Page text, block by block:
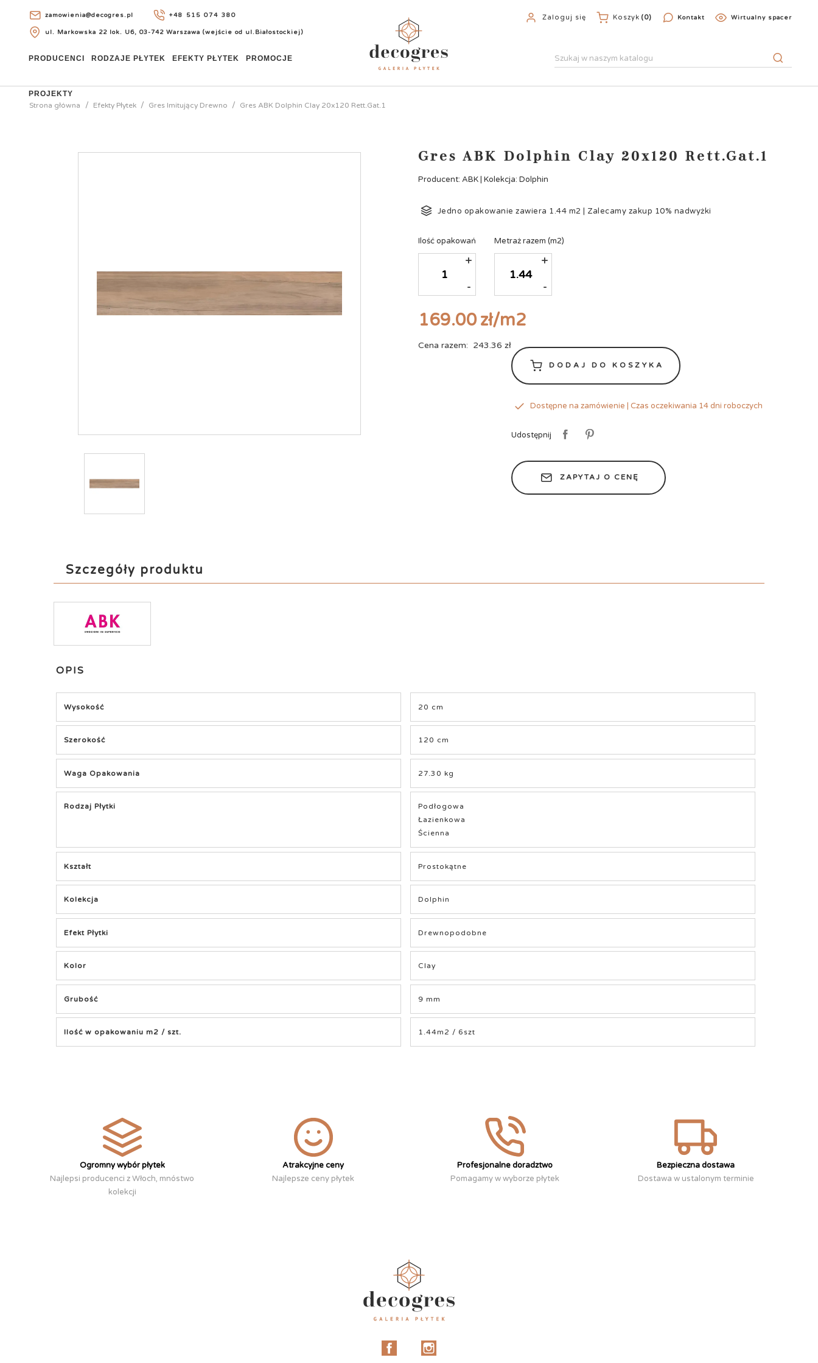
zamowienia@decogres.pl +48 515 074 380
ul. Markowska 22 lok. U6, 03-742 Warszawa (wejście od ul.Białostockiej)
Zaloguj się Koszyk (0) Kontakt Wirtualny spacer
PRODUCENCI RODZAJE PŁYTEK EFEKTY PŁYTEK PROMOCJE
PROJEKTY
Strona główna
Efekty Płytek Gres Imitujący Drewno Gres ABK Dolphin Clay 20x120 Rett.Gat.1
Gres ABK Dolphin Clay 20x120 Rett.Gat.1
Producent: ABK | Kolekcja: Dolphin
Jedno opakowanie zawiera 1.44 m2 | Zalecamy zakup 10% nadwyżki
Ilość opakowań
-
+
Metraż razem (m2)
-
+
zł
169.00 /m2
Cena razem: zł
243.36
DODAJ DO KOSZYKA
Dostępne na zamówienie | Czas oczekiwania 14 dni roboczych
Udostępnij
ZAPYTAJ O CENĘ
Szczegóły produktu
OPIS
Wysokość 20 cm
Szerokość 120 cm
Waga Opakowania 27.30 kg
Rodzaj Płytki
Podłogowa
Łazienkowa
Ścienna
Kształt Prostokątne
Kolekcja Dolphin
Efekt Płytki Drewnopodobne
Kolor Clay
Grubość 9 mm
Ilość w opakowaniu m2 / szt. 1.44m2 / 6szt
Ogromny wybór płytek
Najlepsi producenci z Włoch, mnóstwo
kolekcji
Atrakcyjne ceny
Najlepsze ceny płytek
Profesjonalne doradztwo
Pomagamy w wyborze płytek
Bezpieczna dostawa
Dostawa w ustalonym terminie
Facebook